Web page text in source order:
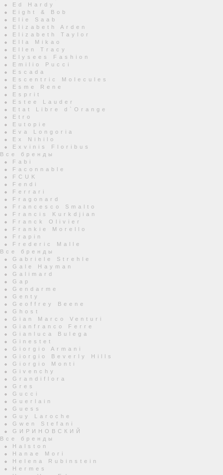
Ed Hardy
Eight & Bob
Elie Saab
Elizabeth Arden
Elizabeth Taylor
Ella Mikao
Ellen Tracy
Elysees Fashion
Emilio Pucci
Escada
Escentric Molecules
Esme Rene
Esprit
Estee Lauder
Etat Libre d`Orange
Etro
Eutopie
Eva Longoria
Ex Nihilo
Exvinis Floribus
Все бренды
Fabi
Faconnable
FCUK
Fendi
Ferrari
Fragonard
Francesco Smalto
Francis Kurkdjian
Franck Olivier
Frankie Morello
Frapin
Frederic Malle
Все бренды
Gabriele Strehle
Gale Hayman
Galimard
Gap
Gendarme
Genty
Geoffrey Beene
Ghost
Gian Marco Venturi
Gianfranco Ferre
Gianluca Bulega
Ginestet
Giorgio Armani
Giorgio Beverly Hills
Giorgio Monti
Givenchy
Grandiflora
Gres
Gucci
Guerlain
Guess
Guy Laroche
Gwen Stefani
GИРИНОВСКИЙ
Все бренды
Halston
Hanae Mori
Helena Rubinstein
Hermes